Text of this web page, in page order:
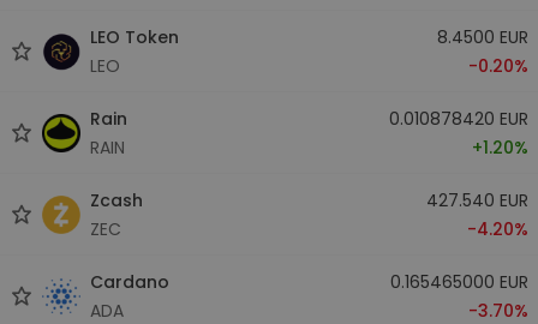
LEO Token
LEO
8.4500 EUR
-0.20%
Rain
RAIN
0.010878420 EUR
+1.20%
Zcash
ZEC
427.540 EUR
-4.20%
Cardano
ADA
0.165465000 EUR
-3.70%